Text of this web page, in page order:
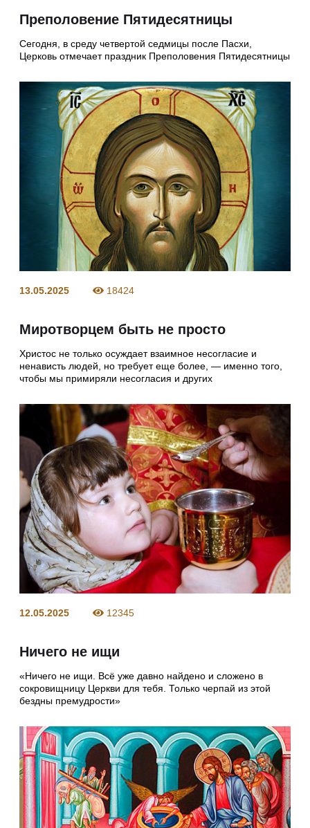
Преполовение Пятидесятницы
Сегодня, в среду четвертой седмицы после Пасхи,
Церковь отмечает праздник Преполовения Пятидесятницы
13.05.2025 18424
Миротворцем быть не просто
Христос не только осуждает взаимное несогласие и
ненависть людей, но требует еще более, — именно того,
чтобы мы примиряли несогласия и других
12.05.2025 12345
Ничего не ищи
«Ничего не ищи. Всё уже давно найдено и сложено в
сокровищницу Церкви для тебя. Только черпай из этой
бездны премудрости»